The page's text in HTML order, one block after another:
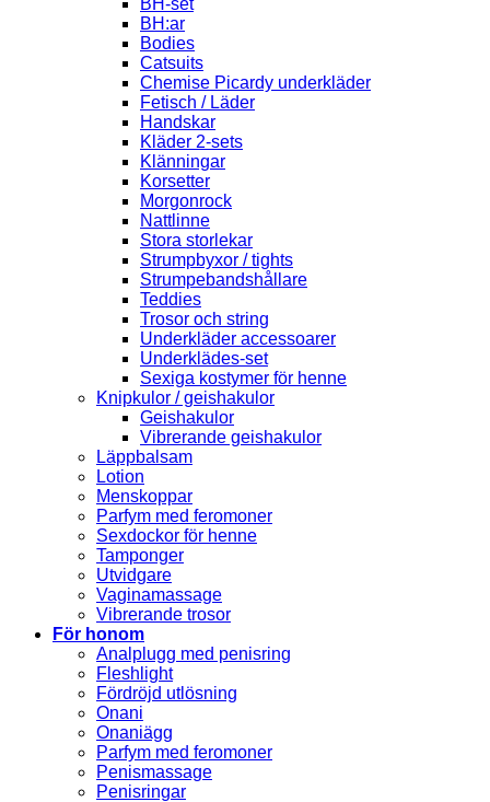
BH:ar
Bodies
Catsuits
Chemise Picardy underkläder
Fetisch / Läder
Handskar
Kläder 2-sets
Klänningar
Korsetter
Morgonrock
Nattlinne
Stora storlekar
Strumpbyxor / tights
Strumpebandshållare
Teddies
Trosor och string
Underkläder accessoarer
Underklädes-set
Sexiga kostymer för henne
Knipkulor / geishakulor
Geishakulor
Vibrerande geishakulor
Läppbalsam
Lotion
Menskoppar
Parfym med feromoner
Sexdockor för henne
Tamponger
Utvidgare
Vaginamassage
Vibrerande trosor
För honom
Analplugg med penisring
Fleshlight
Fördröjd utlösning
Onani
Onaniägg
Parfym med feromoner
Penismassage
Penisringar